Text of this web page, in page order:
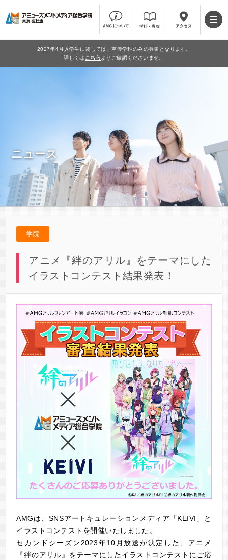
2027年4月入学生に関しては、声優学科のみの募集となります。
詳しくは こちら よりご確認くださいませ。
ニュース
学院
アニメ『絆のアリル』をテーマにした
イラストコンテスト結果発表！
AMGは、SNSアートキュレーションメディア「KEIVI」と
イラストコンテストを開催いたしました。
セカンドシーズン2023年10月放送が決定した、アニメ
『絆のアリル』をテーマにしたイラストコンテストにご応